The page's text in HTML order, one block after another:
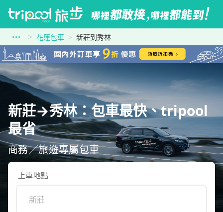
花蓮包車 新莊到秀林
新莊→秀林：包車最快、tripool
最省
商務／旅遊專屬包車
上車地點